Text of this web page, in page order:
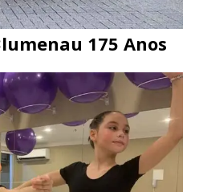
175 Anos